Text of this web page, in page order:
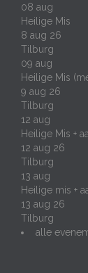
08 aug
Heilige Mis
8 aug 26
Tilburg
09 aug
Heilige Mis
9 aug 26
Tilburg
12 aug
Heilige Mis +
12 aug 26
Tilburg
13 aug
Heilige mis +
13 aug 26
Tilburg
alle